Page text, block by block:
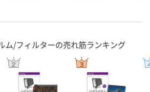
ム/フィルターの売れ筋ランキング